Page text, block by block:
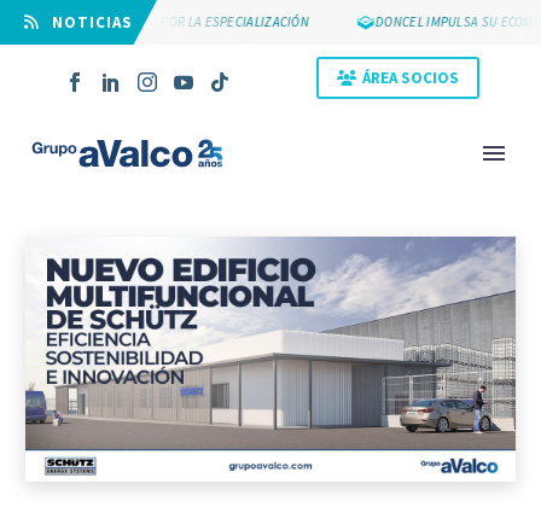
⠀NOTICIAS
SUYCAL 2000 APUESTA POR LA ESPECIALIZACIÓN DONCEL IMPULSA SU
ÁREA SOCIOS